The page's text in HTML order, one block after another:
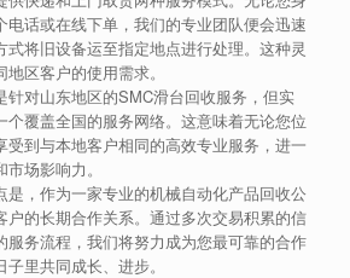
电话或在线下单，我们的专业团队便会迅速
式将旧设备运至指定地点进行处理。这种灵
区客户的使用需求。
针对山东地区的SMC滑台回收服务，但实
个覆盖全国的服务网络。这意味着无论您位
受到与本地客户相同的高效专业服务，进一
场影响力。
是，作为一家专业的机械自动化产品回收公
户的长期合作关系。通过多次交易积累的信
服务流程，我们将努力成为您最可靠的合作
里共同成长、进步。